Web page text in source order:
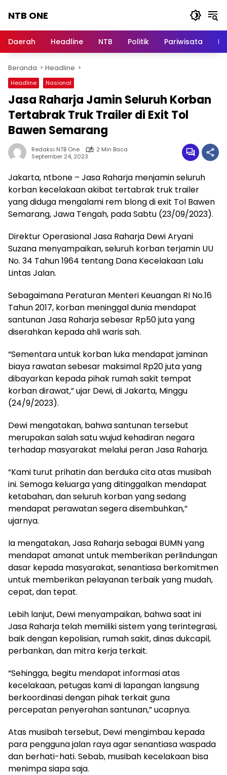
NTB ONE
dan
Berita
Lombok
Daerah Headline NTB Politik Pariwisata
Beranda Headline
Headline Nasional
Jasa Raharja Jamin Seluruh Korban
Tertabrak Truk Trailer di Exit Tol
Bawen Semarang
Redaksi NTB One
2 Min Baca
September 24, 2023
Jakarta, ntbone – Jasa Raharja menjamin seluruh
korban kecelakaan akibat tertabrak truk trailer
yang diduga mengalami rem blong di exit Tol Bawen
Semarang, Jawa Tengah, pada Sabtu (23/09/2023).
Direktur Operasional Jasa Raharja Dewi Aryani
Suzana menyampaikan, seluruh korban terjamin UU
No. 34 Tahun 1964 tentang Dana Kecelakaan Lalu
Lintas Jalan.
Sebagaimana Peraturan Menteri Keuangan RI No.16
Tahun 2017, korban meninggal dunia mendapat
santunan Jasa Raharja sebesar Rp50 juta yang
diserahkan kepada ahli waris sah.
“Sementara untuk korban luka mendapat jaminan
biaya rawatan sebesar maksimal Rp20 juta yang
dibayarkan kepada pihak rumah sakit tempat
korban dirawat,” ujar Dewi, di Jakarta, Minggu
(24/9/2023).
Dewi mengatakan, bahwa santunan tersebut
merupakan salah satu wujud kehadiran negara
terhadap masyarakat melalui peran Jasa Raharja.
“Kami turut prihatin dan berduka cita atas musibah
ini. Semoga keluarga yang ditinggalkan mendapat
ketabahan, dan seluruh korban yang sedang
mendapat perawatan segera disembuhkan,”
ujarnya.
Ia mengatakan, Jasa Raharja sebagai BUMN yang
mendapat amanat untuk memberikan perlindungan
dasar kepada masyarakat, senantiasa berkomitmen
untuk memberikan pelayanan terbaik yang mudah,
cepat, dan tepat.
Lebih lanjut, Dewi menyampaikan, bahwa saat ini
Jasa Raharja telah memiliki sistem yang terintegrasi,
baik dengan kepolisian, rumah sakit, dinas dukcapil,
perbankan, dan mitra kerja terkait.
“Sehingga, begitu mendapat informasi atas
kecelakaan, petugas kami di lapangan langsung
berkoordinasi dengan pihak terkait guna
percepatan penyerahan santunan,” ucapnya.
Atas musibah tersebut, Dewi mengimbau kepada
para pengguna jalan raya agar senantiasa waspada
dan berhati-hati. Sebab, musibah kecelakaan bisa
menimpa siapa saja.